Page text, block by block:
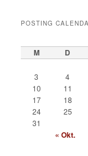
POSTING
M D
3
4
10
11
17
18
24
25
31
« Okt.